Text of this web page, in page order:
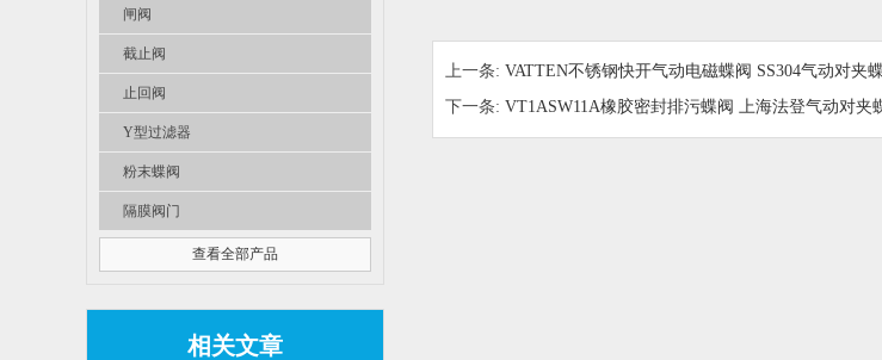
闸阀
截止阀
止回阀
Y型过滤器
粉末蝶阀
隔膜阀门
查看全部产品
相关文章
上一条: VATTEN不锈钢快开气动电磁蝶阀 SS304气动对夹
下一条: VT1ASW11A橡胶密封排污蝶阀 上海法登气动对夹